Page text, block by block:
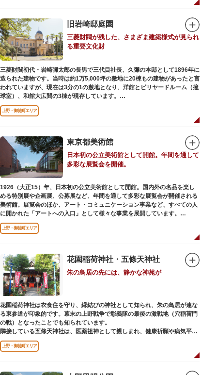
本殿には、日本を代表する画家 横山大観による「龍」の天井絵が掲げられて
「句碑」や、初代・三笑亭可楽の寄席が境内で初めて開かれたという「寄席
発祥之地」の石碑などの見どころも。
オリジナルの朱印帳の販売や、月や日によって限定の御朱印頒布も行ってい
ます。
旧岩崎邸庭園
三菱財閥が残した、さまざま建築様式が見られ
る重要文化財
三菱財閥初代・岩崎彌太郎の長男で三代目社長、久彌の本邸として1896年に
造られた建物です。当時は約1万5,000坪の敷地に20棟もの建物があったと言
われていますが、現在は3分の1の敷地となり、洋館とビリヤードルーム（撞
球室）、和館大広間の3棟が現存しています。
【洋館】
鹿鳴館の建築家として知られるジョサイア・コンドルによって設計された西
ています。
【撞球室】
当時の日本では非常に珍しいスイスの山小屋風の撞球室（ビリヤード場）
で、洋館から地下道でつながっています。通常は非公開ですが、毎月15日
（10月のみ10/16）に先着順で限定公開されています。
【和館大広間】
洋館に併置された名棟 梁大河喜十郎の手によるものと伝えられている書院造
りの和館で、当時は550坪に及ぶ洋館を遥かにしのぐ規模でしたが、現在は
冠婚葬祭などに使われていた大広間の1棟だけが残っています。
を一部踏襲している広大な庭は、建築様式同様に和洋併置式とされ、「芝
庭」をもつ近代庭園の初期の形を残しています。江戸時代の石碑や手水鉢、
庭石などが見られ、煉瓦塀を含めた敷地全体が重要文化財に指定されていま
す。
上野・御徒町エリア
東京都美術館
日本初の公立美術館として開館。年間を通して
多彩な展覧会を開催。
1926（大正15）年、日本初の公立美術館として開館。国内外の名品を楽し
める特別展や企画展、公募展など、年間を通して多彩な展覧会が開催される
美術館。展覧会のほか、アート・コミュニケーション事業など、すべての人
に開かれた「アートへの入口」として様々な事業を展開しています。
レストランやミュージアムショップも充実。開放的なガラス張りのレストラ
ンからは、美術館のプロムナードや四季折々の公園の景色を眺めることがで
能です（観覧料は展覧会によって異なります。展覧会のスケジュールや観覧
料等の詳細は公式サイトをご確認ください）。
専門のスタッフに子供を預け、ゆっくりと展覧会鑑賞を楽しめる託児サービ
ス「パパママデー（事前予約制）」や、個室スペースのある授乳室、ミルク
用のお湯のサービスもあるのでファミリーにもおすすめです。
レンガ色のタイル張りの建物は、日本のモダニズム建築の巨匠・前川國男の
設計。
屋外には彫刻等の立体作品も展示されています。
上野・御徒町エリア
花園稲荷神社・五條天神社
朱の鳥居の先には、静かな神苑が
花園稲荷神社は衣食住を守り、縁結びの神社として知られ、朱の鳥居が連な
る東参道が印象的です。幕末の上野戦争で彰義隊の最後の激戦地（穴稲荷門
の戦）となったことでも知られています。
隣接している五條天神社は、医薬祖神として親しまれ、健康祈願や病気平癒
祈願の参拝者が多く、相殿には菅原道真公も祀られています。
境内がつながっており、まるでひとつの神社かのように並んで鎮座していま
すが、それぞれ別々の由緒の独立した神社です。どちらの御朱印も五條天神
上野・御徒町エリア